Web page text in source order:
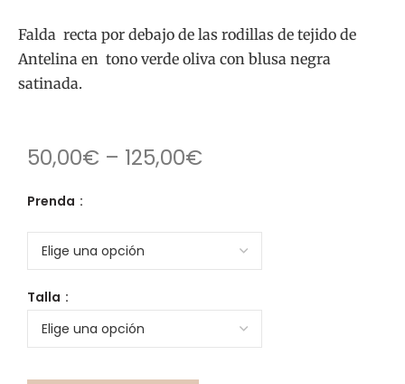
Falda recta por debajo de las rodillas de tejido de
Antelina en tono verde oliva con blusa negra
satinada.
50,00€ – 125,00€
Prenda
Talla